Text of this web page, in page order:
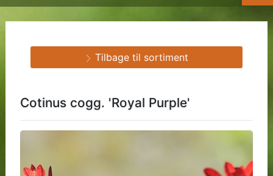
Cotinus cogg. 'Royal Purple'
Tilbage til sortiment